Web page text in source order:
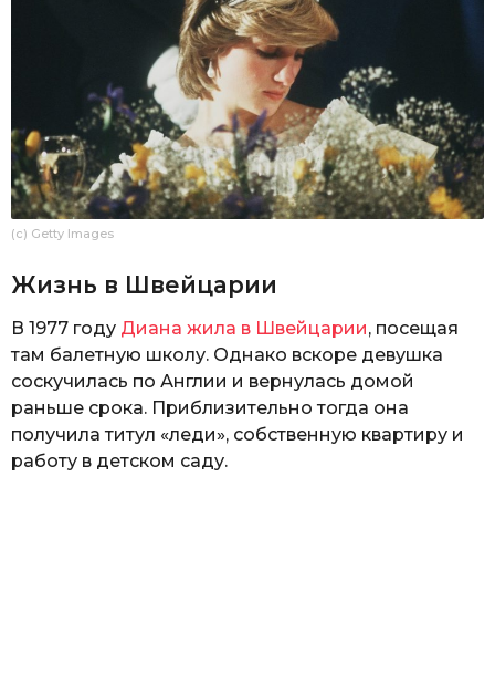
(c) Getty Images
Жизнь в Швейцарии
В 1977 году Диана жила в Швейцарии, посещая
там балетную школу. Однако вскоре девушка
соскучилась по Англии и вернулась домой
раньше срока. Приблизительно тогда она
получила титул «леди», собственную квартиру и
работу в детском саду.